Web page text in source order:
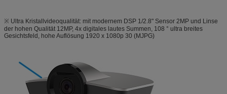
※ Ultra Kristallvideoqualität: mit modernem DSP 1/2.8" Sensor 2MP und Linse
der hohen Qualität 12MP, 4x digitales lautes Summen, 108 ° ultra breites
Gesichtsfeld, hohe Auflösung 1920 x 1080p 30 (MJPG)